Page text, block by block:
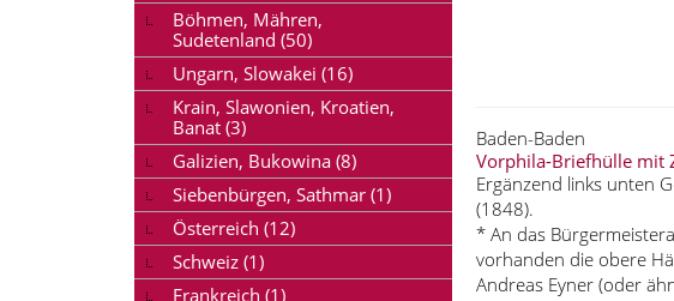
Baden-Baden
Vorphila-Briefhülle mit
Ergänzend links unten
(1848).
* An das
vorhanden die obere
Andreas Eyner (oder
Böhmen, Mähren,
Sudetenland (50)
Ungarn, Slowakei (16)
Krain, Slawonien, Kroatien,
Banat (3)
Galizien, Bukowina (8)
Siebenbürgen, Sathmar (1)
Österreich (12)
Schweiz (1)
Frankreich (1)